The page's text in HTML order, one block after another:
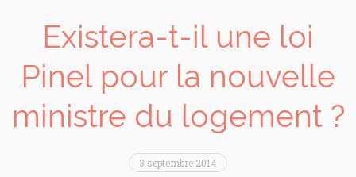
Existera-t-il une loi
Pinel pour la nouvelle
ministre du logement ?
3 septembre 2014